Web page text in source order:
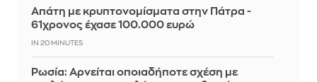
Απάτη με κρυπτονομίσματα στην Πάτρα -
61χρονος έχασε 100.000 ευρώ
IN 20 MINUTES
Ρωσία: Αρνείται οποιαδήποτε σχέση με